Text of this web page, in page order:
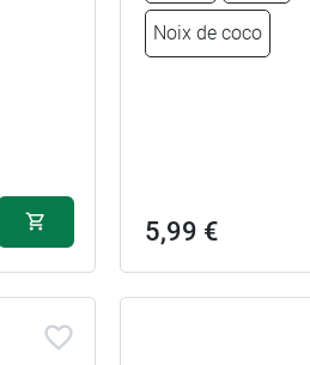
Noix de coco
5,99 €